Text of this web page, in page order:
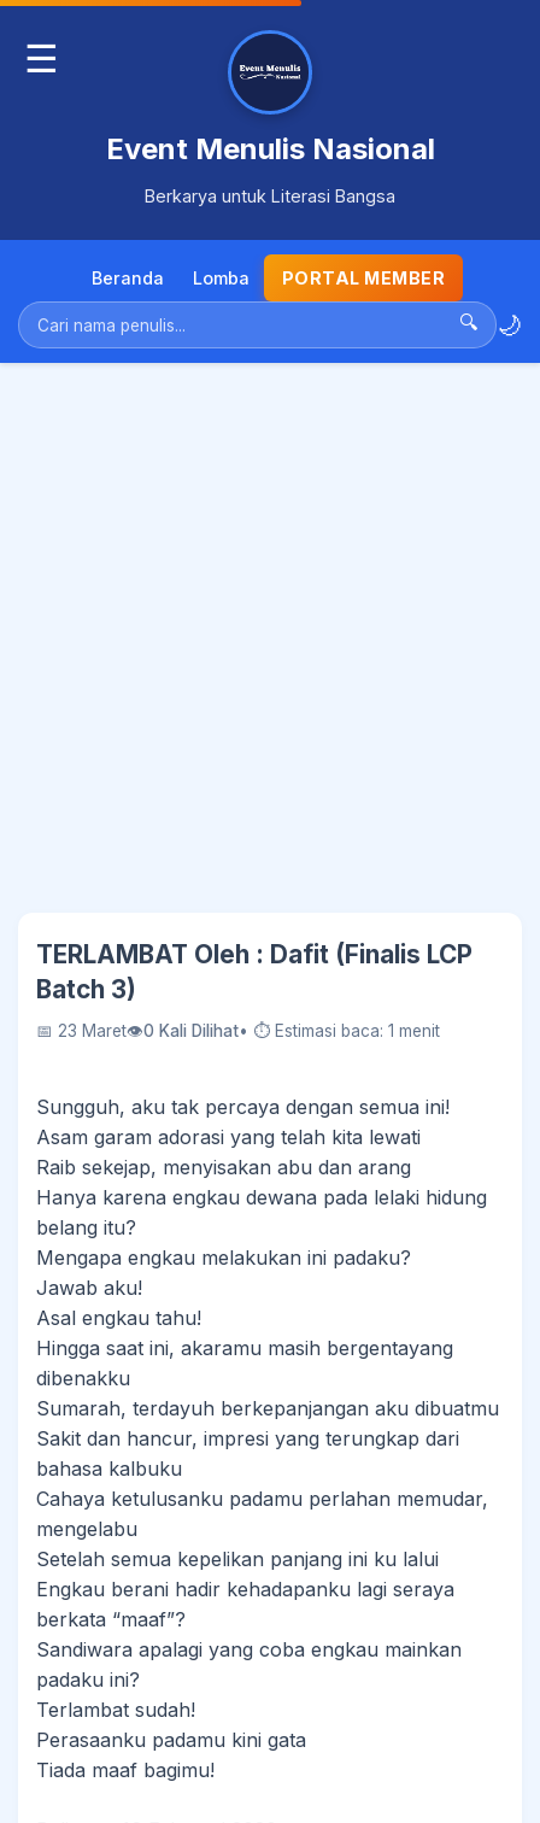
☰
Event Menulis Nasional
Berkarya untuk Literasi Bangsa
Beranda Lomba PORTAL MEMBER
🔍 🌙
TERLAMBAT Oleh : Dafit (Finalis ‎LCP
‎Batch ‎3)
📅 23 Maret👁0 Kali Dilihat• ⏱ Estimasi baca: 1 menit
Sungguh, aku tak percaya dengan semua ini!
Asam garam adorasi yang telah kita lewati
Raib sekejap, menyisakan abu dan arang
Hanya karena engkau dewana pada lelaki hidung
belang itu?
Mengapa engkau melakukan ini padaku?
Jawab aku!
Asal engkau tahu!
Hingga saat ini, akaramu masih bergentayang
dibenakku
Sumarah, terdayuh berkepanjangan aku dibuatmu
Sakit dan hancur, impresi yang terungkap dari
bahasa kalbuku
Cahaya ketulusanku padamu perlahan memudar,
mengelabu
Setelah semua kepelikan panjang ini ku lalui
Engkau berani hadir kehadapanku lagi seraya
berkata “maaf”?
Sandiwara apalagi yang coba engkau mainkan
padaku ini?
Terlambat sudah!
Perasaanku padamu kini gata
Tiada maaf bagimu!